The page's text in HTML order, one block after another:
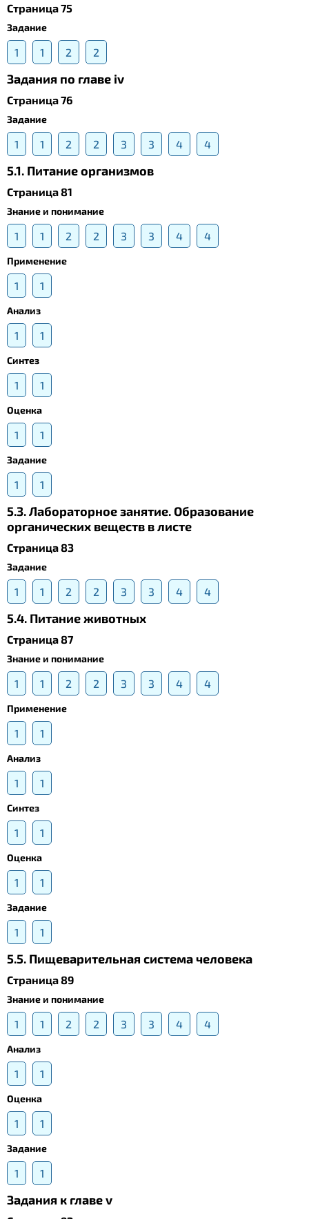
Страница 75
Задание
1 1 2 2
Задания по главе iv
Страница 76
Задание
1 1 2 2 3 3 4 4
5.1. Питание организмов
Страница 81
Знание и понимание
1 1 2 2 3 3 4 4
Применение
1 1
Анализ
1 1
Синтез
1 1
Оценка
1 1
Задание
1 1
5.3. Лабораторное занятие. Образование
органических веществ в листе
Страница 83
Задание
1 1 2 2 3 3 4 4
5.4. Питание животных
Страница 87
Знание и понимание
1 1 2 2 3 3 4 4
Применение
1 1
Анализ
1 1
Синтез
1 1
Оценка
1 1
Задание
1 1
5.5. Пищеварительная система человека
Страница 89
Знание и понимание
1 1 2 2 3 3 4 4
Анализ
1 1
Оценка
1 1
Задание
1 1
Задания к главе v